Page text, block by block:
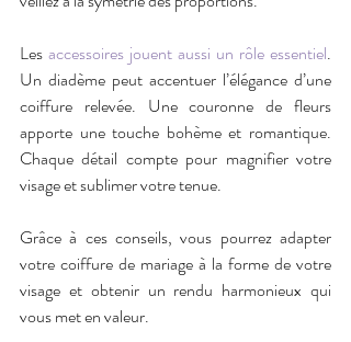
Les accessoires jouent aussi un rôle essentiel.
Un diadème peut accentuer l’élégance d’une
coiffure relevée. Une couronne de fleurs
apporte une touche bohème et romantique.
Chaque détail compte pour magnifier votre
visage et sublimer votre tenue.
Grâce à ces conseils, vous pourrez adapter
votre coiffure de mariage à la forme de votre
visage et obtenir un rendu harmonieux qui
vous met en valeur.